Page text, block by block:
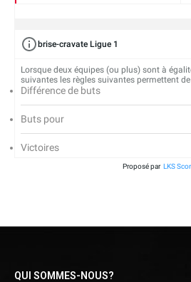
brise-cravate Ligue 1
Lorsque deux équipes (ou plus) sont à
suivantes les règles suivantes permettent
Différence de buts
Buts pour
Victoires
Proposé par LKS
QUI SOMMES-NOUS?